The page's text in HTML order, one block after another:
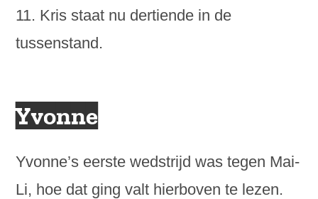
11. Kris staat nu dertiende in de
tussenstand.
Yvonne
Yvonne’s eerste wedstrijd was tegen Mai-
Li, hoe dat ging valt hierboven te lezen.